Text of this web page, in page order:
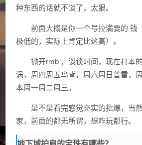
种东西的话就不谈了，太狠。
前面大概是你一个号拉满要的 钱
极低的，实际上肯定比这高）。
抛开rmb ，谈谈时间，现在打本
涡，周四周五鸟背，周六周日普雷，
本周一周二周三。
是不是看完感觉充实的批爆，当
家，前面的都无所谓，想咋玩都行。